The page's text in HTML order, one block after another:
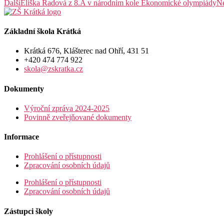
DalšíEliška Radová z 8.A v národním kole Ekonomické olympiády
Základní škola Krátká
Krátká 676, Klášterec nad Ohří, 431 51
+420 474 774 922
skola@zskratka.cz
Dokumenty
Výroční zpráva 2024-2025
Povinně zveřejňované dokumenty
Informace
Prohlášení o přístupnosti
Zpracování osobních údajů
Prohlášení o přístupnosti
Zpracování osobních údajů
Zástupci školy